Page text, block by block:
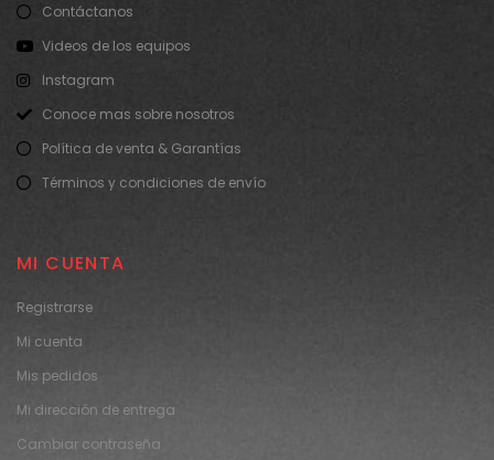
Contáctanos
Videos de los equipos
Instagram
Conoce mas sobre nosotros
Política de venta & Garantías
Términos y condiciones de envío
MI CUENTA
Registrarse
Mi cuenta
Mis pedidos
Mi dirección de entrega
Cambiar contraseña